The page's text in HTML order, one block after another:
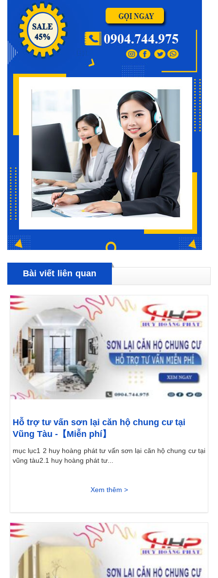
Bài viết liên quan
Hỗ trợ tư vấn sơn lại căn hộ chung cư tại
Vũng Tàu -【Miễn phí】
mục lục1 2 huy hoàng phát tư vấn sơn lại căn hộ chung cư tại
vũng tàu2.1 huy hoàng phát tư...
Xem thêm >